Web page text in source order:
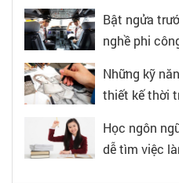
Bật ngửa
nghề phi
Những kỹ
thiết kế thời
Học ngôn
dễ tìm việc